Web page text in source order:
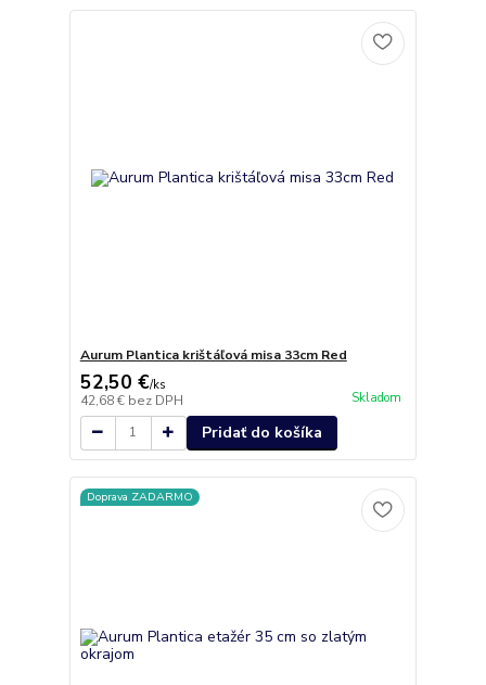
Aurum Plantica krištáľová misa 33cm Red
52,50 €/ks
42,68 € bez DPH Skladom
Pridať do košíka
Doprava ZADARMO